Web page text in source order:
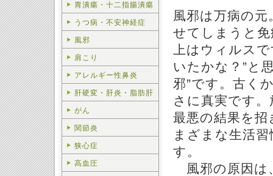
風邪は万病の
せてしまうと
上はウィルス
いたかな？”と
邪”です。古く
さに真実です
最悪の結果を
まざまな生活
す。
風邪の原因は
胃潰瘍・十二指腸潰瘍
うつ病・不安神経症
風邪
肩こり
アレルギー性鼻炎
肝硬変・肝炎・脂肪肝
がん
関節炎
狭心症
高血圧